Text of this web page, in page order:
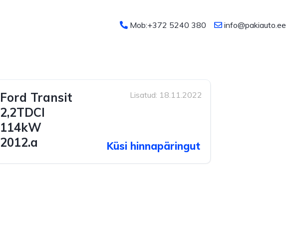
Mob:+372 5240 380 info@pakiauto.ee
Lisatud: 18.11.2022
Ford Transit
2,2TDCI
114kW
2012.a
Küsi hinnapäringut